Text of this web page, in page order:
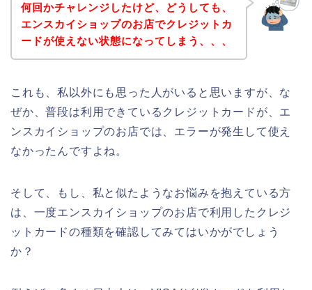
何回かチャレンジしたけど、どうしても、
エンスカイショップのお店でクレジットカ
ードが使えない状態になってしまう、、、
これも、私以外にも思った人がいると思いますが、な
ぜか、普段は利用できているクレジットカードが、エ
ンスカイショップのお店では、エラーが発生して使え
なかったんですよね。
そして、もし、私と似たようなお悩みを抱えている方
は、一度エンスカイショップのお店で利用したクレジ
ットカードの種類を確認してみてはいかがでしょう
か？